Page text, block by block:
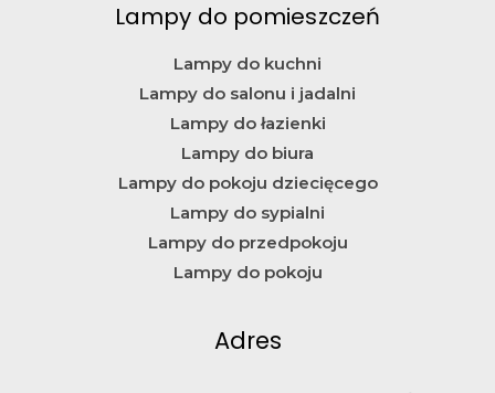
Lampy do pomieszczeń
Lampy do kuchni
Lampy do salonu i jadalni
Lampy do łazienki
Lampy do biura
Lampy do pokoju dziecięcego
Lampy do sypialni
Lampy do przedpokoju
Lampy do pokoju
Adres